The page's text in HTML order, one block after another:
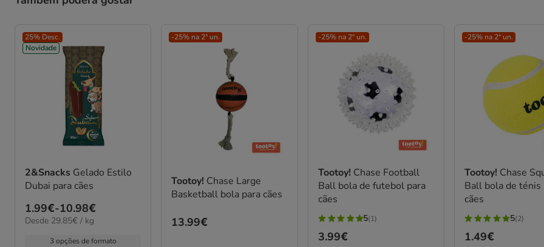
25% Desc.
Novidade
2&Snacks Gelado Estilo
Dubai para cães
Preço
de
1.99€
1.99€-10.98€
29.85€
Desde 29.85€ / kg
3 opções de formato
-25% na 2ª un.
Tootoy! Chase Large
Basketball bola para cães
Preço
13.99€
-25% na 2ª un.
Tootoy! Chase Football
Ball bola de futebol para
cães
5
estrelas
5(1)
Preço
3.99€
-25% na 2ª un.
Tootoy! Chase
Ball bola de ténis
cães
5
estrelas
5(2)
Preço
1.49€